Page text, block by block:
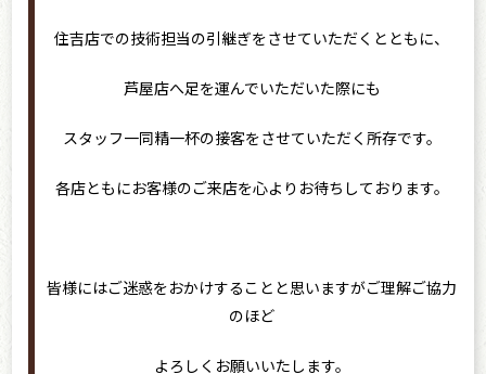
住吉店での技術担当の引継ぎをさせていただくとともに、
芦屋店へ足を運んでいただいた際にも
スタッフ一同精一杯の接客をさせていただく所存です。
各店ともにお客様のご来店を心よりお待ちしております。
皆様にはご迷惑をおかけすることと思いますがご理解ご協力
のほど
よろしくお願いいたします。